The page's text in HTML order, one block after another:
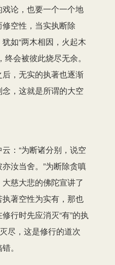
论，也要一个一个地
空性，当实执断除
如“两木相因，火起木
会被彼此烧尽无余。
，无实的执著也逐渐
，这就是所谓的大空
：“为断诸分别，说空
汝当舍。”为断除贪嗔
慈大悲的佛陀宣讲了
著空性为实有，那也
行时先应消灭“有”的执
尽，这是修行的道次
。